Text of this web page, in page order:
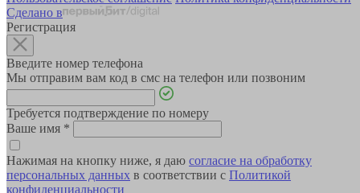
Сделано в
Регистрация
Введите номер телефона
Мы отправим вам код в смс на телефон или позвоним
Требуется подтверждение по номеру
Ваше имя *
Нажимая на кнопку ниже, я даю согласие на обработку
персональных данных в соответствии с Политикой
конфиденциальности